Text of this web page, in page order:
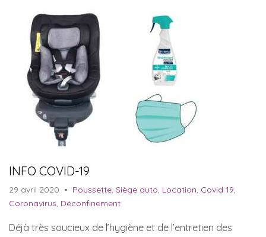
INFO COVID-19
29 avril 2020 • Poussette, Siège auto, Location, Covid 19,
Coronavirus, Déconfinement
Déjà très soucieux de l’hygiène et de l’entretien des